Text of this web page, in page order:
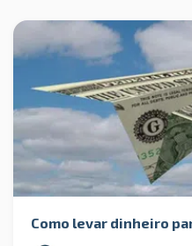
Como levar dinheiro